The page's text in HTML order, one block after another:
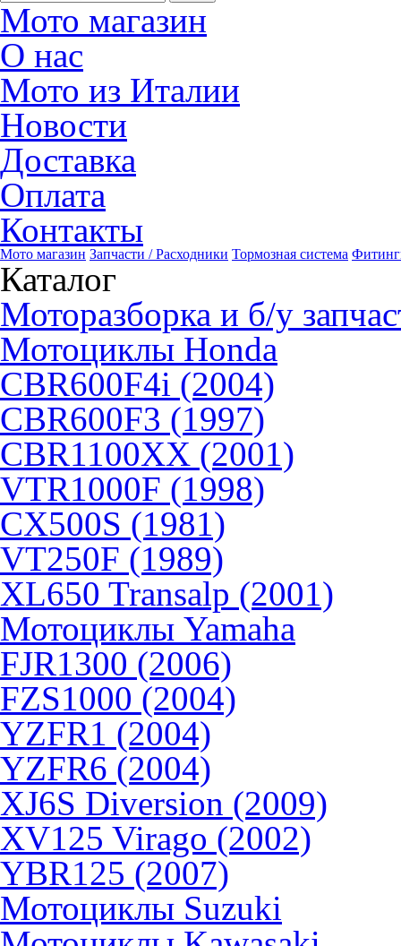
Мото магазин
О нас
Мото из Италии
Новости
Доставка
Оплата
Контакты
Мото магазин Запчасти / Расходники Тормозная система
Каталог
Моторазборка и б/у
Мотоциклы Honda
CBR600F4i (2004)
CBR600F3 (1997)
CBR1100XX (2001)
VTR1000F (1998)
CX500S (1981)
VT250F (1989)
XL650 Transalp (2001)
Мотоциклы Yamaha
FJR1300 (2006)
FZS1000 (2004)
YZFR1 (2004)
YZFR6 (2004)
XJ6S Diversion (2009)
XV125 Virago (2002)
YBR125 (2007)
Мотоциклы Suzuki